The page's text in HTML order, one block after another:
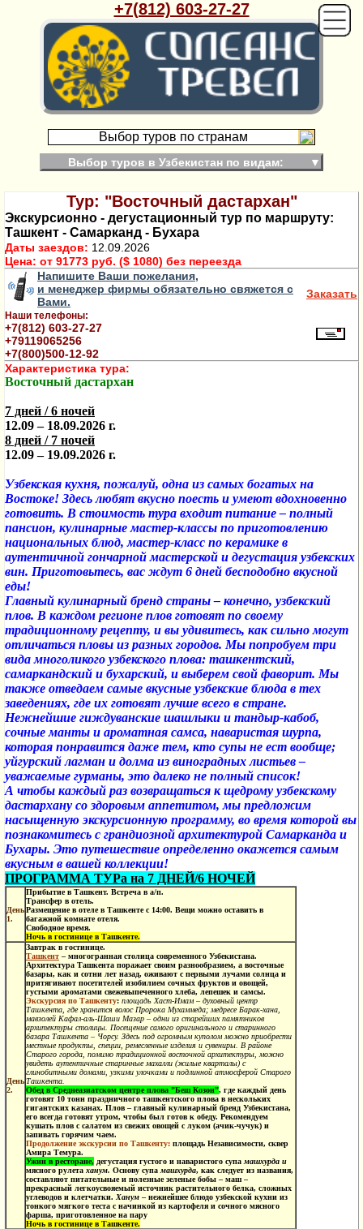
+7(812) 603-27-27
Выбор туров по странам
Выбор туров в Узбекистан по видам: ▼
Тур: "Восточный дастархан"
Экскурсионно - дегустационный тур по маршруту:
Ташкент - Самарканд - Бухара
Даты заездов: 12.09.2026
Цена: от 91773 руб. ($ 1080) без переезда
Напишите Ваши пожелания,
и менеджер фирмы обязательно свяжется с
Вами.
Наши телефоны:
+7(812) 603-27-27
+79119065256
+7(800)500-12-92
Заказать
Характеристика тура:
Восточный дастархан
7 дней / 6 ночей
12.09 – 18.09.2026 г.
8 дней / 7 ночей
12.09 – 19.09.2026 г.
Узбекская кухня, пожалуй, одна из самых богатых на
Востоке! Здесь любят вкусно поесть и умеют вдохновенно
готовить. В стоимость тура входит питание – полный
пансион, кулинарные мастер-классы по приготовлению
национальных блюд, мастер-класс по керамике в
аутентичной гончарной мастерской и дегустация узбекских
вин. Приготовьтесь, вас ждут 6 дней бесподобно вкусной
еды!
Главный кулинарный бренд страны – конечно, узбекский
плов. В каждом регионе плов готовят по своему
традиционному рецепту, и вы удивитесь, как сильно могут
отличаться пловы из разных городов. Мы попробуем три
вида многоликого узбекского плова: ташкентский,
самаркандский и бухарский, и выберем свой фаворит. Мы
также отведаем самые вкусные узбекские блюда в тех
заведениях, где их готовят лучше всего в стране.
Нежнейшие гиждуванские шашлыки и тандыр-кабоб,
сочные манты и ароматная самса, наваристая шурпа,
которая понравится даже тем, кто супы не ест вообще;
уйгурский лагман и долма из виноградных листьев –
уважаемые гурманы, это далеко не полный список!
А чтобы каждый раз возвращаться к щедрому узбекскому
дастархану со здоровым аппетитом, мы предложим
насыщенную экскурсионную программу, во время которой вы
познакомитесь с грандиозной архитектурой Самарканда и
Бухары. Это путешествие определенно окажется самым
вкусным в вашей коллекции!
ПРОГРАММА ТУРа на 7 ДНЕЙ/6 НОЧЕЙ
День
1.
Прибытие в Ташкент. Встреча в а/п.
Трансфер в отель.
Размещение в отеле в Ташкенте с 14:00. Вещи можно оставить в
багажной комнате отеля.
Свободное время.
Ночь в гостинице в Ташкенте.
День
2.
Завтрак в гостинице.
Ташкент – многогранная столица современного Узбекистана.
Архитектура Ташкента поражает своим разнообразием, а восточные
базары, как и сотни лет назад, оживают с первыми лучами солнца и
притягивают посетителей изобилием сочных фруктов и овощей,
густыми ароматами свежевыпеченного хлеба, лепешек и самсы.
Экскурсия по Ташкенту: площадь Хаст-Имам – духовный центр
Ташкента, где хранится волос Пророка Мухаммеда; медресе Барак-хана,
мавзолей Кафал-аль-Шаши Мазар – одни из старейших памятников
архитектуры столицы. Посещение самого оригинального и старинного
базара Ташкента – Чорсу. Здесь под огромным куполом можно приобрести
местные продукты, специи, ремесленные изделия и сувениры. В районе
Старого города, помимо традиционной восточной архитектуры, можно
увидеть аутентичные старинные махалли (жилые кварталы) с
глинобитными домами, узкими улочками и подлинной атмосферой Старого
Ташкента.
Обед в Среднеазиатском центре плова ”Беш Козон”, где каждый день
готовят 10 тонн праздничного ташкентского плова в нескольких
гигантских казанах. Плов – главный кулинарный бренд Узбекистана,
его всегда готовят утром, чтобы был готов к обеду. Рекомендуем
кушать плов с салатом из свежих овощей с луком (ачик-чучук) и
запивать горячим чаем.
Продолжение экскурсии по Ташкенту: площадь Независимости, сквер
Амира Темура.
Ужин в ресторане, дегустация густого и наваристого супа машхурда и
мясного рулета ханум. Основу супа машхурда, как следует из названия,
составляют питательные и полезные зеленые бобы – маш –
прекрасный легкоусвояемый источник растительного белка, сложных
углеводов и клетчатки. Ханум – нежнейшее блюдо узбекской кухни из
тонкого мягкого теста с начинкой из картофеля и сочного мясного
фарша, приготовленное на пару
Ночь в гостинице в Ташкенте.